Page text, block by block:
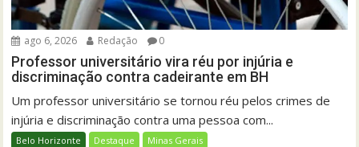
ago 6, 2026 Redação 0
Professor universitário vira réu por injúria e
discriminação contra cadeirante em BH
Um professor universitário se tornou réu pelos crimes de
injúria e discriminação contra uma pessoa com...
Belo Horizonte Destaque Minas Gerais